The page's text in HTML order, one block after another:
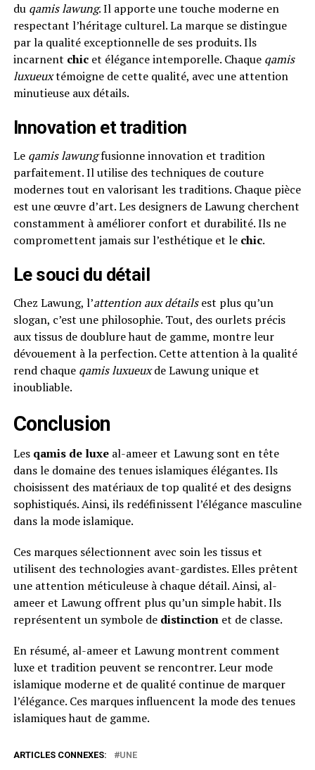
du qamis lawung. Il apporte une touche moderne en
respectant l’héritage culturel. La marque se distingue
par la qualité exceptionnelle de ses produits. Ils
incarnent chicet élégance intemporelle. Chaque qamis
luxueuxtémoigne de cette qualité, avec une attention
minutieuse aux détails.
Innovation et tradition
Le qamis lawungfusionne innovation et tradition
parfaitement. Il utilise des techniques de couture
modernes tout en valorisant les traditions. Chaque pièce
est une œuvre d’art. Les designers de Lawung cherchent
constamment à améliorer confort et durabilité. Ils ne
compromettent jamais sur l’esthétique et le chic.
Le souci du détail
Chez Lawung, l’attention aux détailsest plus qu’un
slogan, c’est une philosophie. Tout, des ourlets précis
aux tissus de doublure haut de gamme, montre leur
dévouement à la perfection. Cette attention à la qualité
rend chaque qamis luxueuxde Lawung unique et
inoubliable.
Conclusion
Les qamis de luxeal-ameer et Lawung sont en tête
dans le domaine des tenues islamiques élégantes. Ils
choisissent des matériaux de top qualité et des designs
sophistiqués. Ainsi, ils redéfinissent l’élégance masculine
dans la mode islamique.
Ces marques sélectionnent avec soin les tissus et
utilisent des technologies avant-gardistes. Elles prêtent
une attention méticuleuse à chaque détail. Ainsi, al-
ameer et Lawung offrent plus qu’un simple habit. Ils
représentent un symbole de distinctionet de classe.
En résumé, al-ameer et Lawung montrent comment
luxe et tradition peuvent se rencontrer. Leur mode
islamique moderne et de qualité continue de marquer
l’élégance. Ces marques influencent la mode des tenues
islamiques haut de gamme.
ARTICLES CONNEXES: UNE